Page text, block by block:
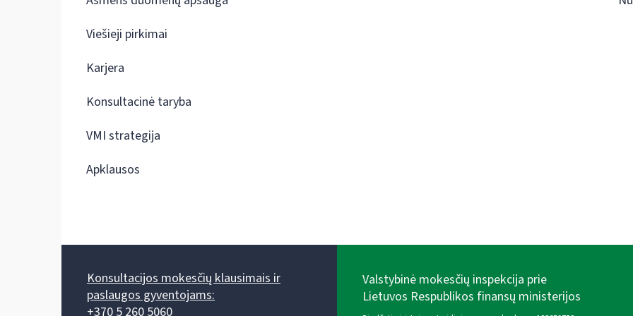
Viešieji pirkimai
Karjera
Konsultacinė taryba
VMI strategija
Apklausos
Konsultacijos mokesčių klausimais ir
paslaugos gyventojams:
+370 5 260 5060
Valstybinė mokesčių inspekcija prie
Lietuvos Respublikos finansų ministerijos